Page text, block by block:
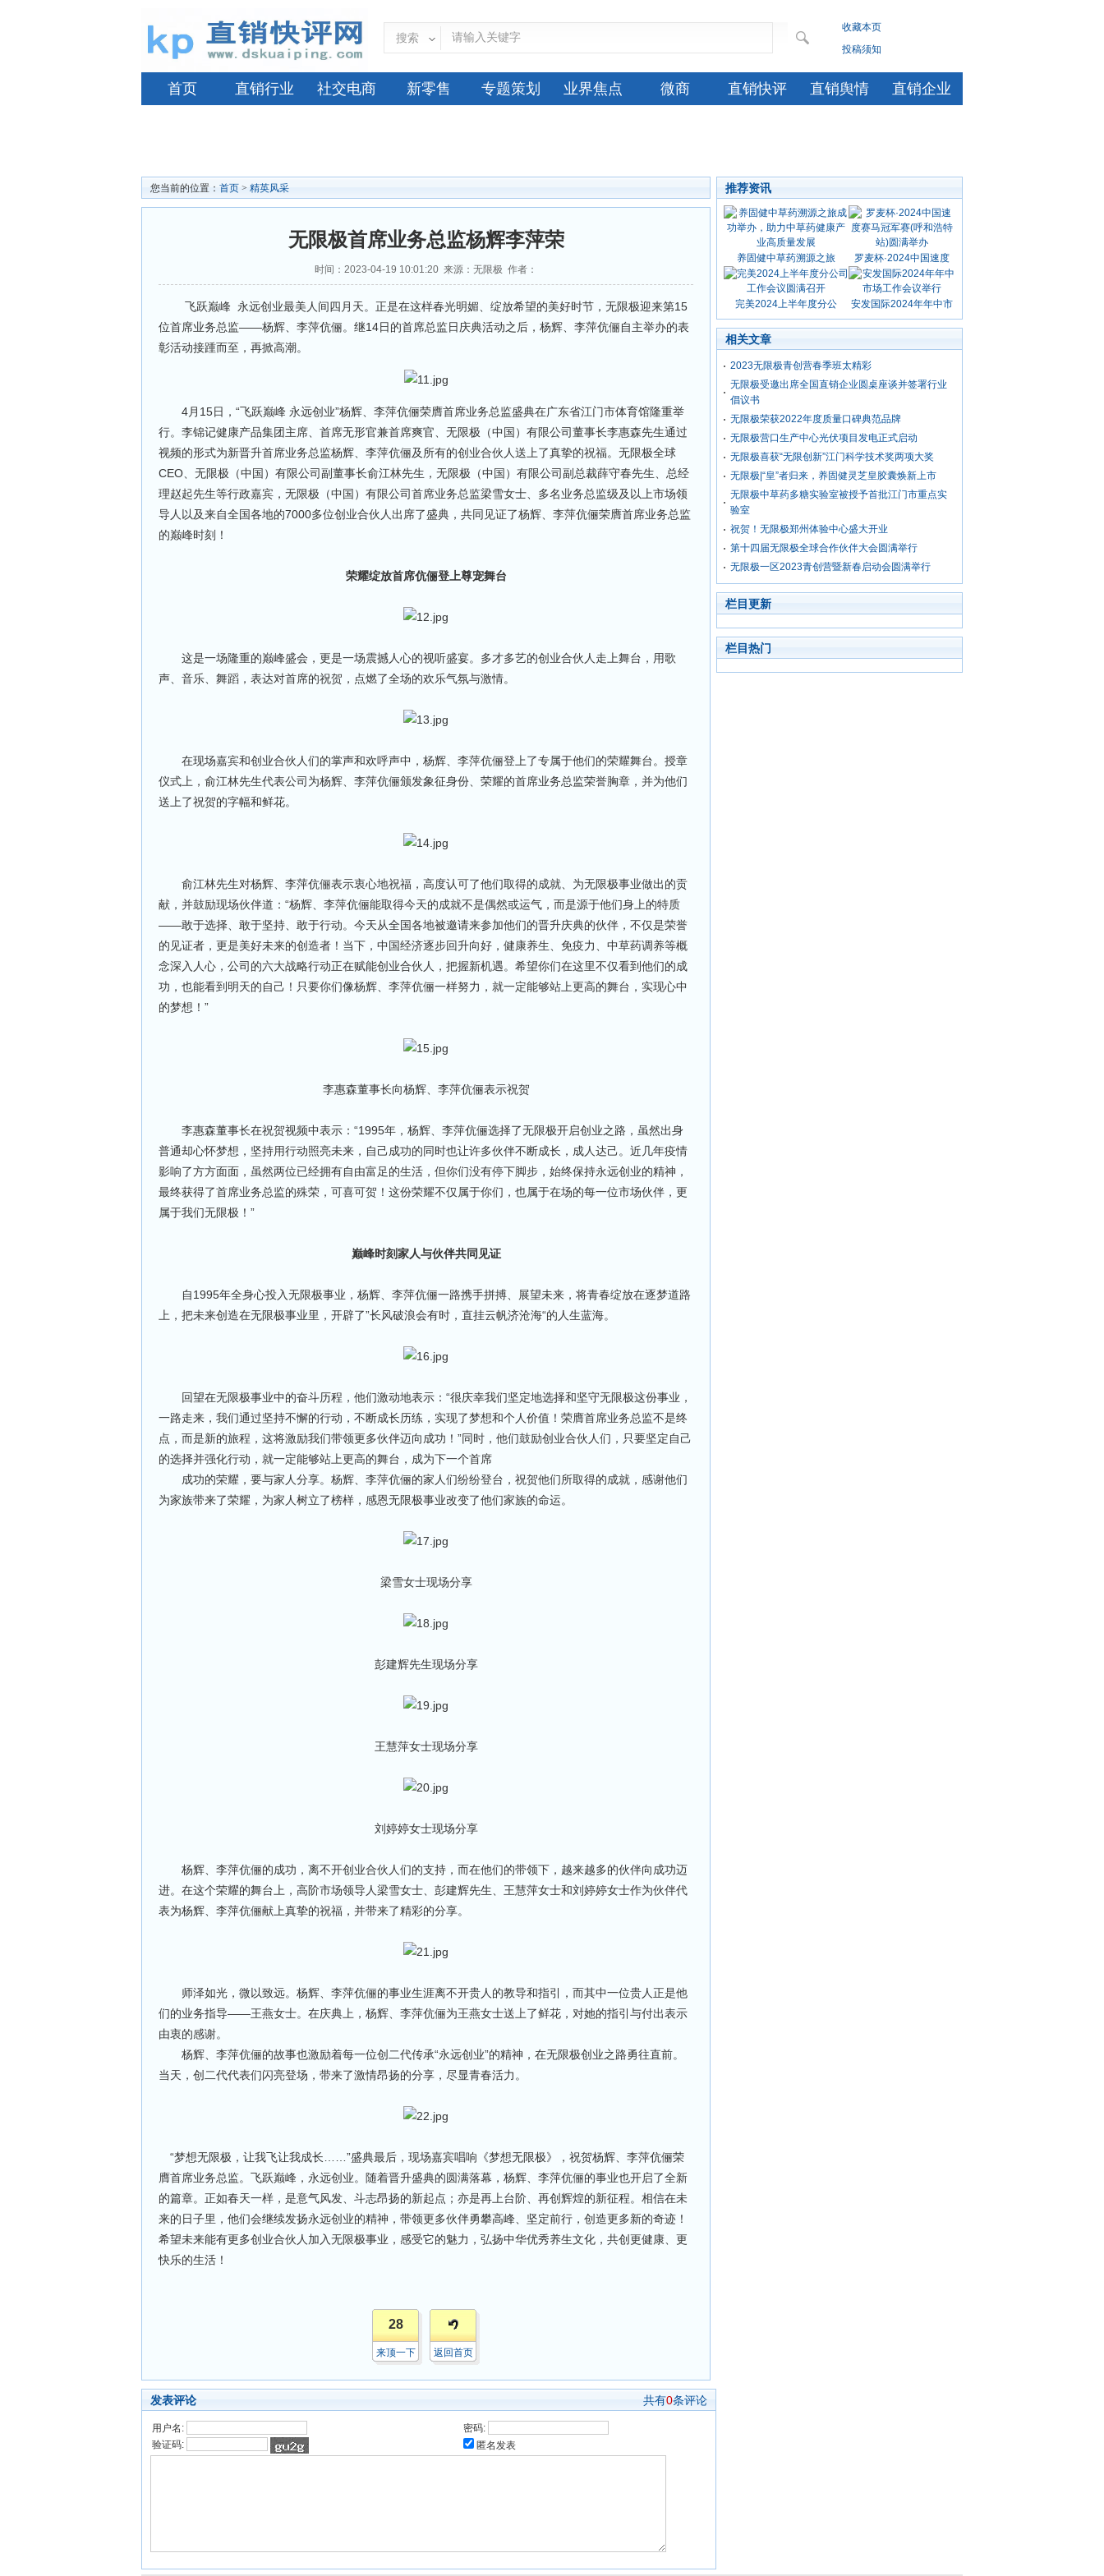
搜索
收藏本页
投稿须知
首页 直销行业 社交电商 新零售 专题策划 业界焦点 微商 直销快评 直销舆情 直销企业
您当前的位置： 首页 > 精英风采
无限极首席业务总监杨辉李萍荣
时间：2023-04-19 10:01:20 来源：无限极 作者：
飞跃巅峰 永远创业最美人间四月天。正是在这样春光明媚、绽放希望的美好时节，无限极迎来第15
位首席业务总监——杨辉、李萍伉俪。继14日的首席总监日庆典活动之后，杨辉、李萍伉俪自主举办的表
彰活动接踵而至，再掀高潮。
4月15日，“飞跃巅峰 永远创业”杨辉、李萍伉俪荣膺首席业务总监盛典在广东省江门市体育馆隆重举
行。李锦记健康产品集团主席、首席无形官兼首席爽官、无限极（中国）有限公司董事长李惠森先生通过
视频的形式为新晋升首席业务总监杨辉、李萍伉俪及所有的创业合伙人送上了真挚的祝福。无限极全球
CEO、无限极（中国）有限公司副董事长俞江林先生，无限极（中国）有限公司副总裁薛守春先生、总经
理赵起先生等行政嘉宾，无限极（中国）有限公司首席业务总监梁雪女士、多名业务总监级及以上市场领
导人以及来自全国各地的7000多位创业合伙人出席了盛典，共同见证了杨辉、李萍伉俪荣膺首席业务总监
的巅峰时刻！
荣耀绽放首席伉俪登上尊宠舞台
这是一场隆重的巅峰盛会，更是一场震撼人心的视听盛宴。多才多艺的创业合伙人走上舞台，用歌
声、音乐、舞蹈，表达对首席的祝贺，点燃了全场的欢乐气氛与激情。
在现场嘉宾和创业合伙人们的掌声和欢呼声中，杨辉、李萍伉俪登上了专属于他们的荣耀舞台。授章
仪式上，俞江林先生代表公司为杨辉、李萍伉俪颁发象征身份、荣耀的首席业务总监荣誉胸章，并为他们
送上了祝贺的字幅和鲜花。
俞江林先生对杨辉、李萍伉俪表示衷心地祝福，高度认可了他们取得的成就、为无限极事业做出的贡
献，并鼓励现场伙伴道：“杨辉、李萍伉俪能取得今天的成就不是偶然或运气，而是源于他们身上的特质
——敢于选择、敢于坚持、敢于行动。今天从全国各地被邀请来参加他们的晋升庆典的伙伴，不仅是荣誉
的见证者，更是美好未来的创造者！当下，中国经济逐步回升向好，健康养生、免疫力、中草药调养等概
念深入人心，公司的六大战略行动正在赋能创业合伙人，把握新机遇。希望你们在这里不仅看到他们的成
功，也能看到明天的自己！只要你们像杨辉、李萍伉俪一样努力，就一定能够站上更高的舞台，实现心中
的梦想！”
李惠森董事长向杨辉、李萍伉俪表示祝贺
李惠森董事长在祝贺视频中表示：“1995年，杨辉、李萍伉俪选择了无限极开启创业之路，虽然出身
普通却心怀梦想，坚持用行动照亮未来，自己成功的同时也让许多伙伴不断成长，成人达己。近几年疫情
影响了方方面面，虽然两位已经拥有自由富足的生活，但你们没有停下脚步，始终保持永远创业的精神，
最终获得了首席业务总监的殊荣，可喜可贺！这份荣耀不仅属于你们，也属于在场的每一位市场伙伴，更
属于我们无限极！”
巅峰时刻家人与伙伴共同见证
自1995年全身心投入无限极事业，杨辉、李萍伉俪一路携手拼搏、展望未来，将青春绽放在逐梦道路
上，把未来创造在无限极事业里，开辟了”长风破浪会有时，直挂云帆济沧海“的人生蓝海。
回望在无限极事业中的奋斗历程，他们激动地表示：“很庆幸我们坚定地选择和坚守无限极这份事业，
一路走来，我们通过坚持不懈的行动，不断成长历练，实现了梦想和个人价值！荣膺首席业务总监不是终
点，而是新的旅程，这将激励我们带领更多伙伴迈向成功！”同时，他们鼓励创业合伙人们，只要坚定自己
的选择并强化行动，就一定能够站上更高的舞台，成为下一个首席
成功的荣耀，要与家人分享。杨辉、李萍伉俪的家人们纷纷登台，祝贺他们所取得的成就，感谢他们
为家族带来了荣耀，为家人树立了榜样，感恩无限极事业改变了他们家族的命运。
梁雪女士现场分享
彭建辉先生现场分享
王慧萍女士现场分享
刘婷婷女士现场分享
杨辉、李萍伉俪的成功，离不开创业合伙人们的支持，而在他们的带领下，越来越多的伙伴向成功迈
进。在这个荣耀的舞台上，高阶市场领导人梁雪女士、彭建辉先生、王慧萍女士和刘婷婷女士作为伙伴代
表为杨辉、李萍伉俪献上真挚的祝福，并带来了精彩的分享。
师泽如光，微以致远。杨辉、李萍伉俪的事业生涯离不开贵人的教导和指引，而其中一位贵人正是他
们的业务指导——王燕女士。在庆典上，杨辉、李萍伉俪为王燕女士送上了鲜花，对她的指引与付出表示
由衷的感谢。
杨辉、李萍伉俪的故事也激励着每一位创二代传承“永远创业”的精神，在无限极创业之路勇往直前。
当天，创二代代表们闪亮登场，带来了激情昂扬的分享，尽显青春活力。
“梦想无限极，让我飞让我成长……”盛典最后，现场嘉宾唱响《梦想无限极》，祝贺杨辉、李萍伉俪荣
膺首席业务总监。飞跃巅峰，永远创业。随着晋升盛典的圆满落幕，杨辉、李萍伉俪的事业也开启了全新
的篇章。正如春天一样，是意气风发、斗志昂扬的新起点；亦是再上台阶、再创辉煌的新征程。相信在未
来的日子里，他们会继续发扬永远创业的精神，带领更多伙伴勇攀高峰、坚定前行，创造更多新的奇迹！
希望未来能有更多创业合伙人加入无限极事业，感受它的魅力，弘扬中华优秀养生文化，共创更健康、更
快乐的生活！
28
来顶一下 返回首页
发表评论 共有0条评论
用户名:
密码:
验证码:
匿名发表
推荐资讯
养固健中草药溯源之旅 罗麦杯·2024中国速度
完美2024上半年度分公 安发国际2024年年中市
相关文章
2023无限极青创营春季班太精彩
无限极受邀出席全国直销企业圆桌座谈并签署行业
倡议书
无限极荣获2022年度质量口碑典范品牌
无限极营口生产中心光伏项目发电正式启动
无限极喜获“无限创新”江门科学技术奖两项大奖
无限极|“皇”者归来，养固健灵芝皇胶囊焕新上市
无限极中草药多糖实验室被授予首批江门市重点实
验室
祝贺！无限极郑州体验中心盛大开业
第十四届无限极全球合作伙伴大会圆满举行
无限极一区2023青创营暨新春启动会圆满举行
栏目更新
栏目热门